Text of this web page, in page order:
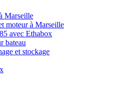
Marseille
moteur à Marseille
avec Ethabox
bateau
et stockage